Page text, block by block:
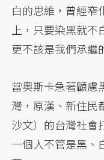
白的思維，曾經窄
上，只要染黑就不
更不該是我們承繼
當奧斯卡急著顧慮
灣，原漢、新住民
沙文）的台灣社會
一個人不管是黑、